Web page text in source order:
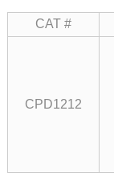
CAT #
CPD1212